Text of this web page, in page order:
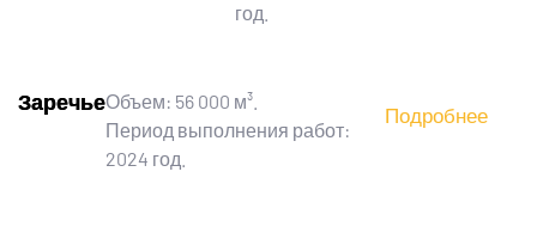
год.
ЗаречьеОбъем: 56 000 м³.
Период выполнения работ:
2024 год.
Подробнее